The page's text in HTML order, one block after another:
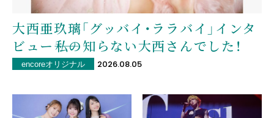
大西亜玖璃「グッバイ・ララバイ」インタ
ビュー――私の知らない大西さんでした！
encoreオリジナル 2026.08.05